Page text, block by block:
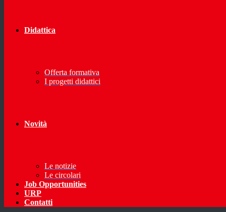
Didattica
Offerta formativa
I progetti didattici
Novità
Le notizie
Le circolari
Job Opportunities
URP
Contatti